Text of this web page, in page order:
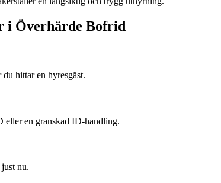
i Överhärde Bofrid
du hittar en hyresgäst.
eller en granskad ID-handling.
nu.